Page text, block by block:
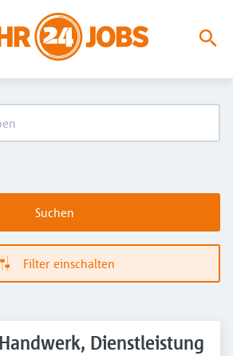
Suchen
Filter einschalten
Dienstleistung